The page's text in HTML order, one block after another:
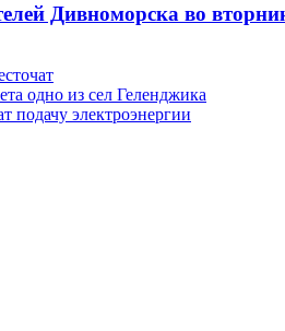
Дивноморска во
одно из сел Геленджика
подачу электроэнергии